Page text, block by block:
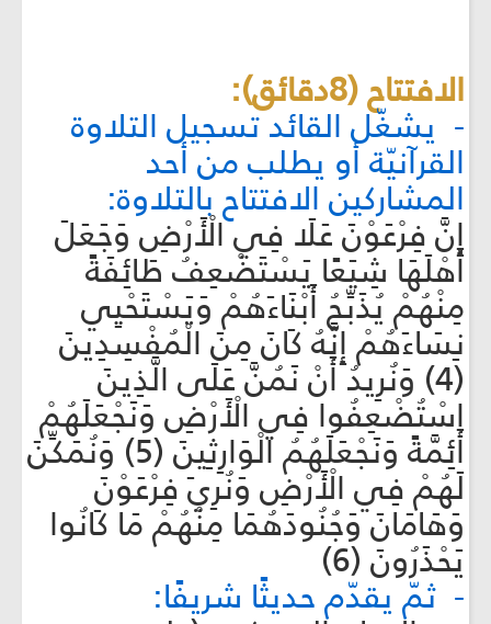
الافتتاح (8دقائق):
- يشغّل القائد تسجيل التلاوة
القرآنيّة أو يطلب من أحد
المشاركين الافتتاح بالتلاوة:
إِنَّ فِرْعَوْنَ عَلَا فِي الْأَرْضِ وَجَعَلَ
أَهْلَهَا شِيَعًا يَسْتَضْعِفُ طَائِفَةً
مِنْهُمْ يُذَبِّحُ أَبْنَاءَهُمْ وَيَسْتَحْيِي
نِسَاءَهُمْ إِنَّهُ كَانَ مِنَ الْمُفْسِدِينَ
(4) وَنُرِيدُ أَنْ نَمُنَّ عَلَى الَّذِينَ
اسْتُضْعِفُوا فِي الْأَرْضِ وَنَجْعَلَهُمْ
أَئِمَّةً وَنَجْعَلَهُمُ الْوَارِثِينَ (5) وَنُمَكِّنَ
لَهُمْ فِي الْأَرْضِ وَنُرِيَ فِرْعَوْنَ
وَهَامَانَ وَجُنُودَهُمَا مِنْهُمْ مَا كَانُوا
يَحْذَرُونَ (6)
- ثمّ يقدّم حديثًا شريفًا: